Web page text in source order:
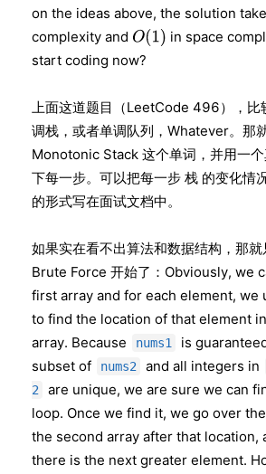
on the ideas above, the solution
complexity and
in space
start coding now?
上面这道题目（LeetCode 496），比
调栈，或者单调队列，Whatever。那
Monotonic Stack 这个单词，并用一
下每一步。可以把每一步 栈 的变化情
的形式写在面试文档中。
如果实在看不出算法和数据结构，那
Brute Force 开始了：Obviously, we
first array and for each element, we
to find the location of that element
array. Because
nums1
is
subset of
nums2 and all integers in
2
are unique, we are sure we can
loop. Once we find it, we go over
the second array after that location,
there is the next greater element.